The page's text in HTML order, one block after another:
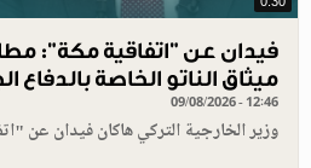
ميثاق الناتو الخاصة بالدفاع
09/08/2026 - 12:46
وزير الخارجية التركي هاكان فيدان عن